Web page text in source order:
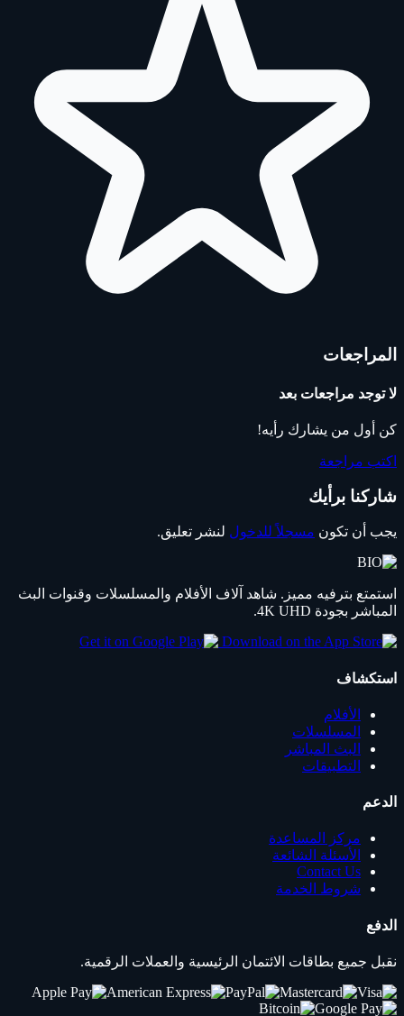
المراجعات
لا توجد مراجعات بعد
كن أول من يشارك رأيه!
اكتب مراجعة
شاركنا برأيك
يجب أن تكون مسجلاً للدخول لنشر تعليق.
استمتع بترفيه مميز. شاهد آلاف الأفلام والمسلسلات وقنوات البث
المباشر بجودة 4K UHD.
استكشاف
الأفلام
المسلسلات
البث المباشر
التطبيقات
الدعم
مركز المساعدة
الأسئلة الشائعة
Contact Us
شروط الخدمة
الدفع
نقبل جميع بطاقات الائتمان الرئيسية والعملات الرقمية.